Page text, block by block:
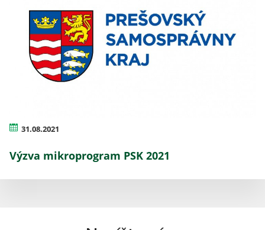
31.08.2021
Výzva mikroprogram PSK 2021